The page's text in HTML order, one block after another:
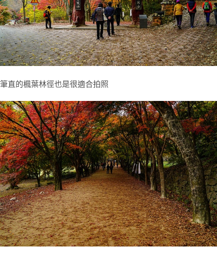
筆直的楓葉林徑也是很適合拍照